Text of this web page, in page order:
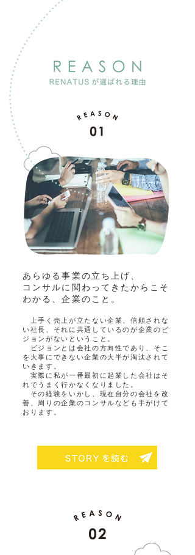
あらゆる事業の立ち上げ、
コンサルに関わってきたからこそ
わかる、企業のこと。
上手く売上が立たない企業、信頼されな
い社長、それに共通しているのが企業のビ
ジョンがないということ。
ビジョンとは会社の方向性であり、そこ
を大事にできない企業の大半が淘汰されて
いきます。
実際に私が一番最初に起業した会社はそ
れでうまく行かなくなりました。
その経験をいかし、現在自分の会社を改
善、周りの企業のコンサルなども手がけて
おります。